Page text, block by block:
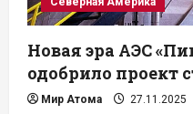
Новая эра АЭС
одобрило проект
Мир Атома 27.11.2025